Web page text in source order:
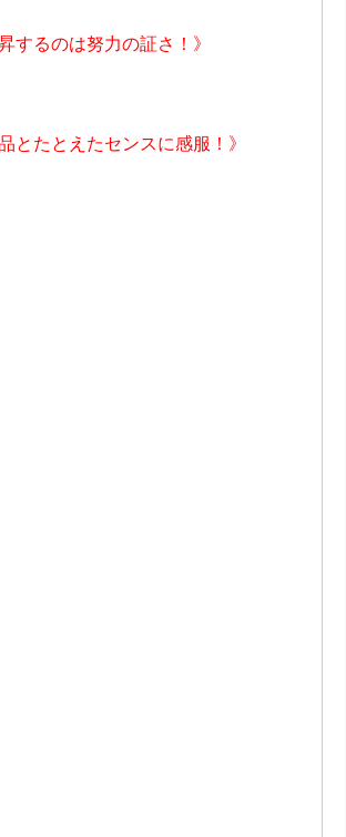
するのは努力の証さ！》
とたとえたセンスに感服！》